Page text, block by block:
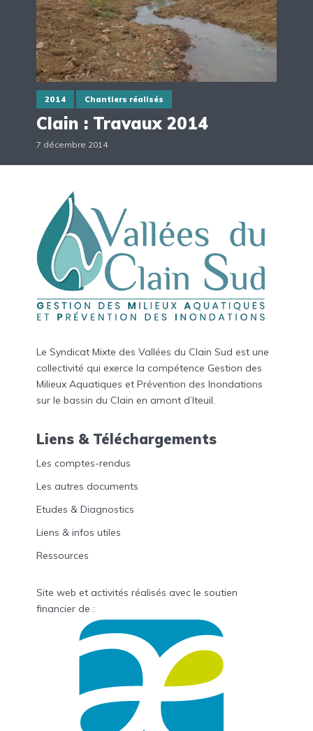
2014 Chantiers réalisés
Clain : Travaux 2014
7 décembre 2014
Le Syndicat Mixte des Vallées du Clain Sud est une
collectivité qui exerce la compétence Gestion des
Milieux Aquatiques et Prévention des Inondations
sur le bassin du Clain en amont d’Iteuil.
Liens & Téléchargements
Les comptes-rendus
Les autres documents
Etudes & Diagnostics
Liens & infos utiles
Ressources
Site web et activités réalisés avec le soutien
financier de :